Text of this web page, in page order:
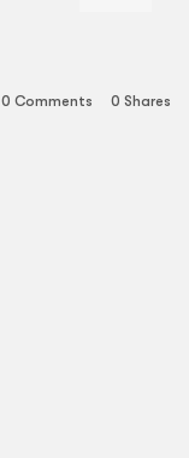
0 Comments 0 Shares